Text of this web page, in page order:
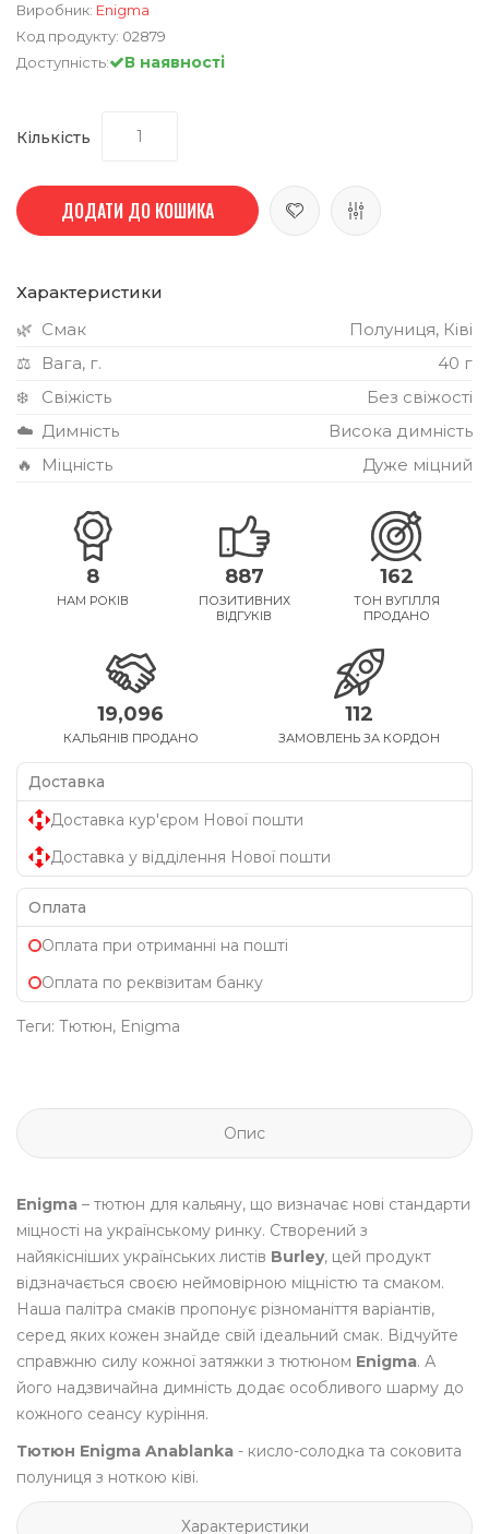
Виробник: Enigma
Код продукту: 02879
Доступність:
В наявності
Кількість
ДОДАТИ ДО КОШИКА
Характеристики
🌿 Смак
Полуниця, Ківі
⚖️
Вага, г.
40 г
❄️
Свіжість
Без свіжості
☁️ Димність
Висока димність
🔥
Міцність Дуже міцний
8
НАМ РОКІВ
887
ПОЗИТИВНИХ
ВІДГУКІВ
162
ТОН ВУГІЛЛЯ
ПРОДАНО
19,096
КАЛЬЯНІВ ПРОДАНО
112
ЗАМОВЛЕНЬ ЗА КОРДОН
Доставка
Доставка кур'єром Нової пошти
Доставка у відділення Нової пошти
Оплата
Оплата при отриманні на пошті
Оплата по реквізитам банку
Теги: Тютюн, Enigma
Опис
Enigma – тютюн для кальяну, що визначає нові стандарти
міцності на українському ринку. Створений з
найякісніших українських листів Burley, цей продукт
відзначається своєю неймовірною міцністю та смаком.
Наша палітра смаків пропонує різноманіття варіантів,
серед яких кожен знайде свій ідеальний смак. Відчуйте
справжню силу кожної затяжки з тютюном Enigma. А
його надзвичайна димність додає особливого шарму до
кожного сеансу куріння.
Тютюн Enigma Anablanka - кисло-солодка та соковита
полуниця з ноткою ківі.
Характеристики